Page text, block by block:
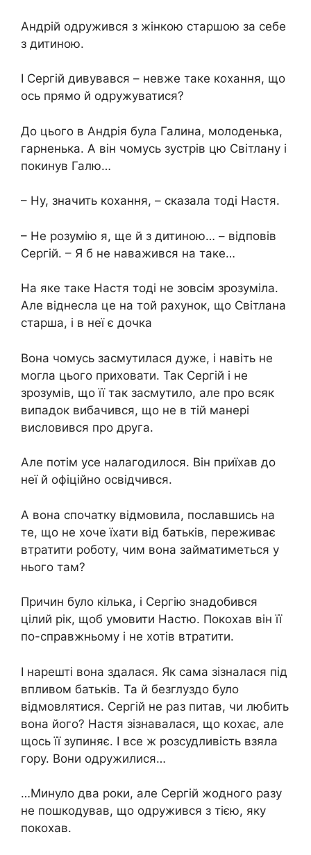
Андрій одружився з жінкою старшою за себе
з дитиною.
І Сергій дивувався – невже таке кохання, що
ось прямо й одружуватися?
До цього в Андрія була Галина, молоденька,
гарненька. А він чомусь зустрів цю Світлану і
покинув Галю…
– Ну, значить кохання, – сказала тоді Настя.
– Не розумію я, ще й з дитиною… – відповів
Сергій. – Я б не наважився на таке…
На яке таке Настя тоді не зовсім зрозуміла.
Але віднесла це на той рахунок, що Світлана
старша, і в неї є дочка
Вона чомусь засмутилася дуже, і навіть не
могла цього приховати. Так Сергій і не
зрозумів, що її так засмутило, але про всяк
випадок вибачився, що не в тій манері
висловився про друга.
Але потім усе налагодилося. Він приїхав до
неї й офіційно освідчився.
А вона спочатку відмовила, пославшись на
те, що не хоче їхати від батьків, переживає
втратити роботу, чим вона займатиметься у
нього там?
Причин було кілька, і Сергію знадобився
цілий рік, щоб умовити Настю. Покохав він її
по-справжньому і не хотів втратити.
І нарешті вона здалася. Як сама зізналася під
впливом батьків. Та й безглуздо було
відмовлятися. Сергій не раз питав, чи любить
вона його? Настя зізнавалася, що кохає, але
щось її зупиняє. І все ж розсудливість взяла
гору. Вони одружилися…
…Минуло два роки, але Сергій жодного разу
не пошкодував, що одружився з тією, яку
покохав.